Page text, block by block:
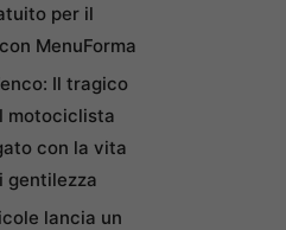
per il
MenuForma
Il tragico
motociclista
con la vita
gentilezza
lancia un